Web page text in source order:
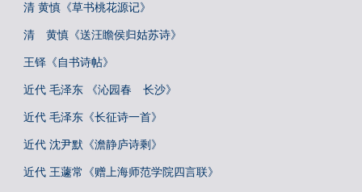
清 黄慎《草书桃花源记》
清 黄慎《送汪瞻侯归姑苏诗》
王铎《自书诗帖》
近代 毛泽东 《沁园春 长沙》
近代 毛泽东《长征诗一首》
近代 沈尹默《澹静庐诗剩》
近代 王蘧常《赠上海师范学院四言联》